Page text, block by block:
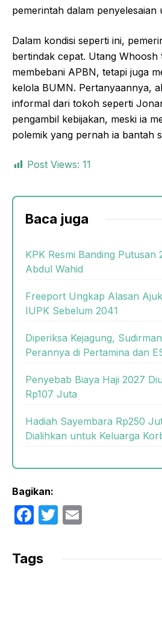
pemerintah dalam penyelesaian
Dalam kondisi seperti ini,
bertindak cepat. Utang Whoosh
membebani APBN, tetapi juga
kelola BUMN. Pertanyaannya,
informal dari tokoh seperti
pengambil kebijakan, meski ia
polemik yang pernah ia bantah
Post Views: 11
Baca juga
KPK Resmi Banding Putusan
Abdul Wahid
Freeport Ungkap Alasan
IUPK Sebelum 2041
Diperiksa Kejagung,
Perannya di Pertamina dan
Penyebab Biaya Haji 2027
Rp107 Juta
Hadiah Sayembara Rp250
Dialihkan untuk Keluarga
Bagikan:
F
c
e
T
Tags